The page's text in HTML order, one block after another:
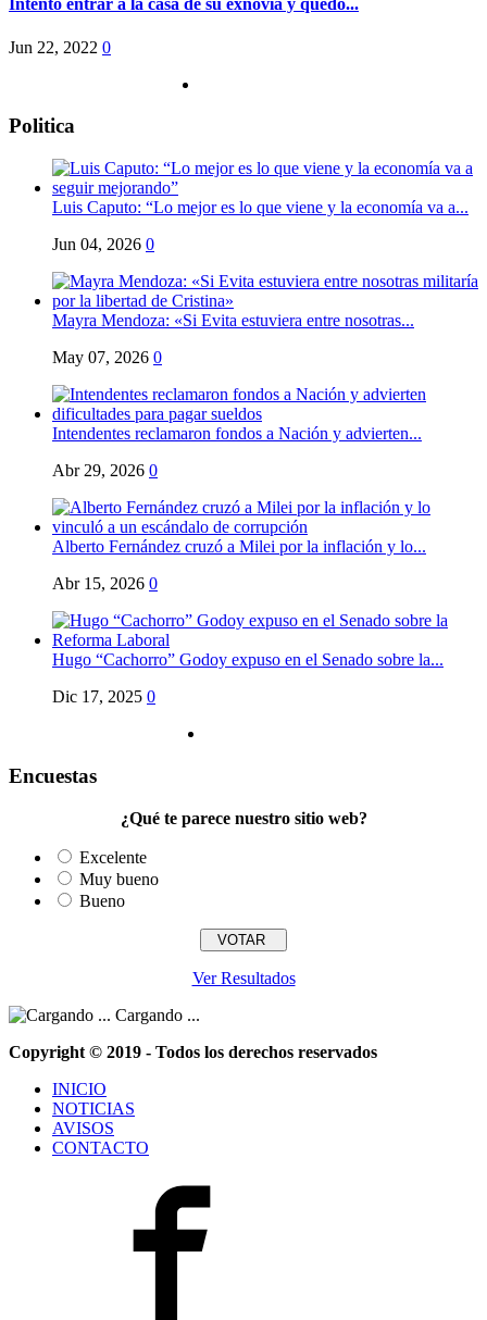
Intentó entrar a la casa de su exnovia y quedó...
Jun 22, 2022 0
Politica
Luis Caputo: “Lo mejor es lo que viene y la economía va a...
Jun 04, 2026 0
Mayra Mendoza: «Si Evita estuviera entre nosotras...
May 07, 2026 0
Intendentes reclamaron fondos a Nación y advierten...
Abr 29, 2026 0
Alberto Fernández cruzó a Milei por la inflación y lo...
Abr 15, 2026 0
Hugo “Cachorro” Godoy expuso en el Senado sobre la...
Dic 17, 2025 0
Encuestas
¿Qué te parece nuestro sitio web?
Excelente
Muy bueno
Bueno
Ver Resultados
Cargando ...
Copyright © 2019 - Todos los derechos reservados
INICIO
NOTICIAS
AVISOS
CONTACTO